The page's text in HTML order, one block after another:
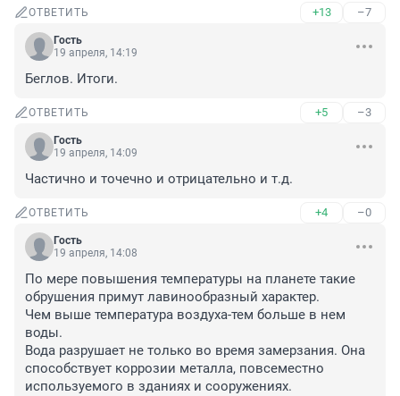
ОТВЕТИТЬ +13 –7
Гость
19 апреля, 14:19
Беглов. Итоги.
ОТВЕТИТЬ +5 –3
Гость
19 апреля, 14:09
Частично и точечно и отрицательно и т.д.
ОТВЕТИТЬ +4 –0
Гость
19 апреля, 14:08
По мере повышения температуры на планете такие
обрушения примут лавинообразный характер.
Чем выше температура воздуха-тем больше в нем
воды.
Вода разрушает не только во время замерзания. Она
способствует коррозии металла, повсеместно
используемого в зданиях и сооружениях.